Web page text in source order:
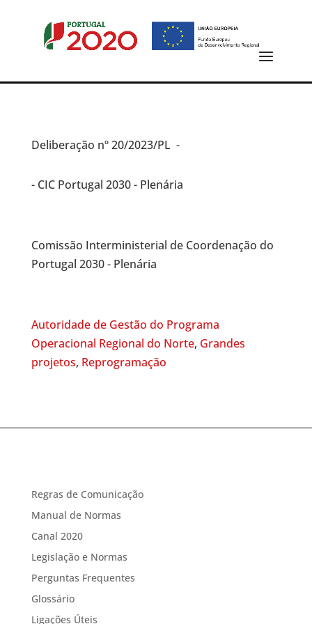
Deliberação nº 20/2023/PL -
- CIC Portugal 2030 - Plenária
Comissão Interministerial de Coordenação do
Portugal 2030 - Plenária
Autoridade de Gestão do Programa
Operacional Regional do Norte, Grandes
projetos, Reprogramação
Regras de Comunicação
Manual de Normas
Canal 2020
Legislação e Normas
Perguntas Frequentes
Glossário
Ligações Úteis